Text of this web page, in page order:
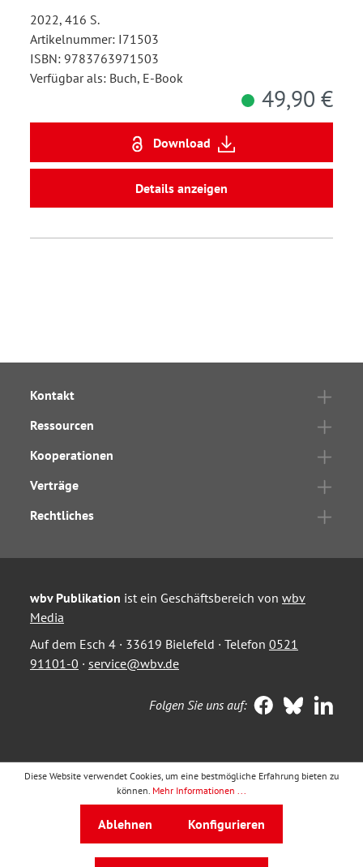
2022, 416 S.
Artikelnummer: I71503
ISBN: 9783763971503
Verfügbar als: Buch, E-Book
49,90 €
Download
Details anzeigen
Kontakt
Ressourcen
Kooperationen
Verträge
Rechtliches
wbv Publikation ist ein Geschäftsbereich von wbv
Media
Auf dem Esch 4 · 33619 Bielefeld · Telefon 0521
91101-0 · service@wbv.de
Folgen Sie uns auf:
Diese Website verwendet Cookies, um eine bestmögliche Erfahrung bieten zu
können. Mehr Informationen ...
Ablehnen Konfigurieren